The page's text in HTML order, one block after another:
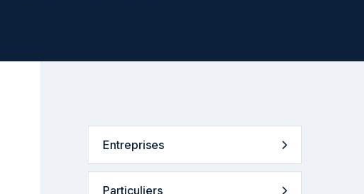
Entreprises
Particuliers